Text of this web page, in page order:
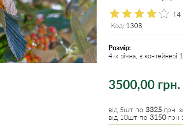
14
Код: 1308
3500,00 грн.
Розмір:
4-х річна, в
від 5шт по 3325 грн.
від 10шт по 3150грн